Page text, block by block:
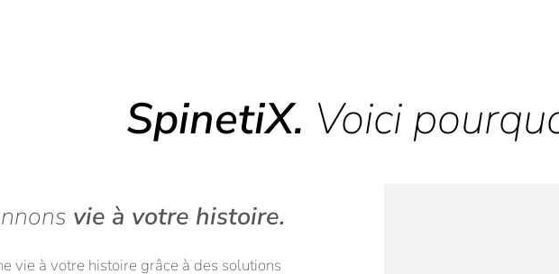
SpinetiX. Voici
vie à votre histoire.
vie à votre histoire grâce à des solutions